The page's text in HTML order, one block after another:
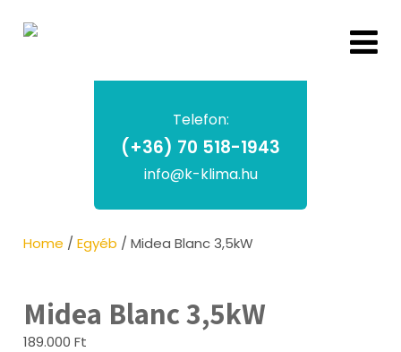
Telefon:
(+36) 70 518-1943
info@k-klima.hu
Home /Egyéb / Midea Blanc 3,5kW
Midea Blanc 3,5kW
189.000Ft